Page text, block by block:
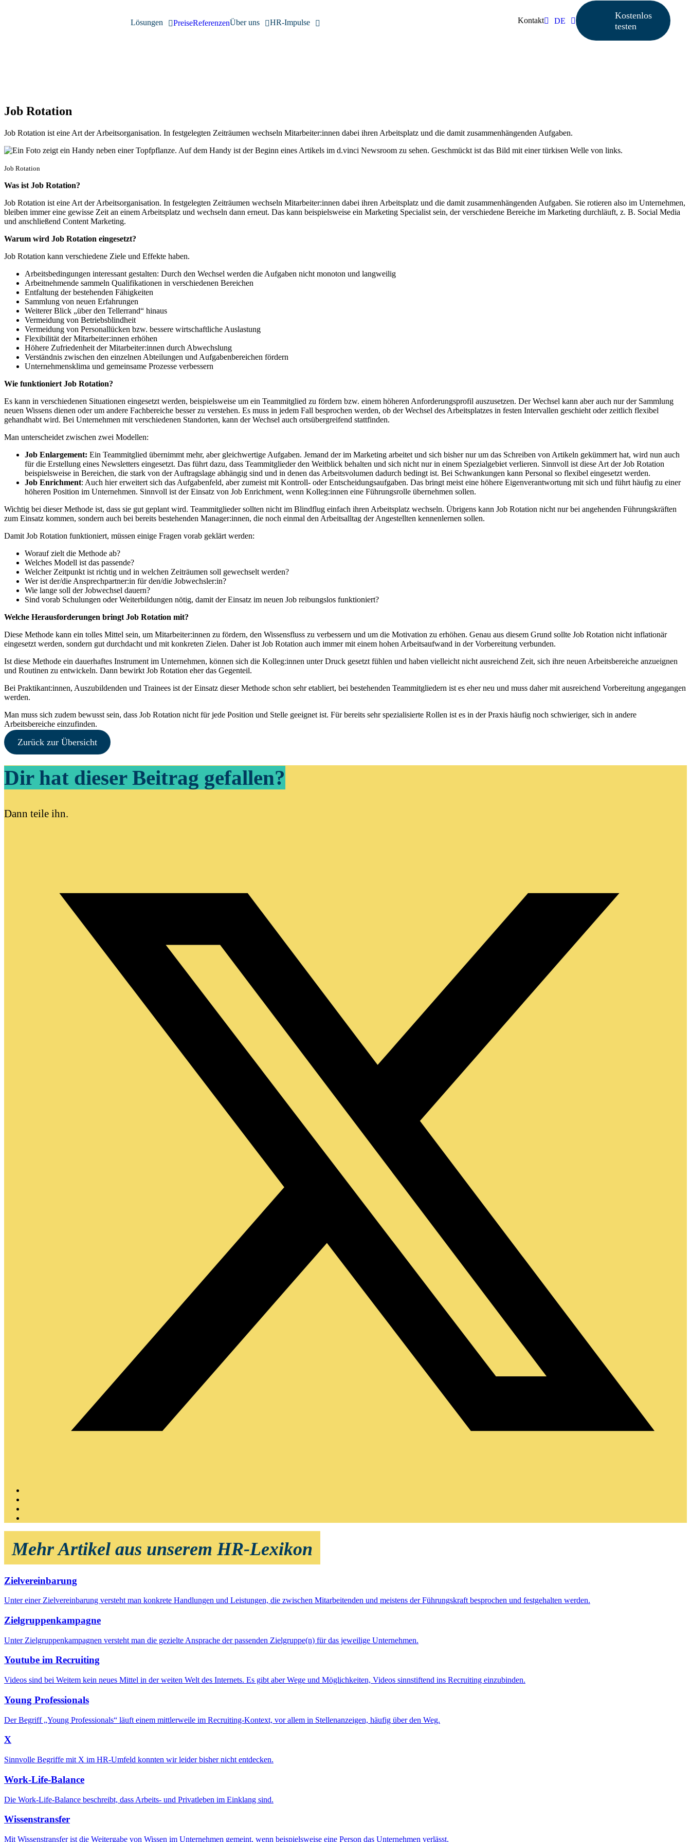
Lösungen PreiseReferenzenÜber uns HR-Impulse Kontakt DE
Kostenlos
testen
Job Rotation
Job Rotation ist eine Art der Arbeitsorganisation. In festgelegten Zeiträumen wechseln Mitarbeiter:innen dabei ihren Arbeitsplatz und die damit zusammenhängenden Aufgaben.
Job Rotation
Was ist Job Rotation?
Job Rotation ist eine Art der Arbeitsorganisation. In festgelegten Zeiträumen wechseln Mitarbeiter:innen dabei ihren Arbeitsplatz und die damit zusammenhängenden Aufgaben. Sie rotieren also im Unternehmen,
bleiben immer eine gewisse Zeit an einem Arbeitsplatz und wechseln dann erneut. Das kann beispielsweise ein Marketing Specialist sein, der verschiedene Bereiche im Marketing durchläuft, z. B. Social Media
und anschließend Content Marketing.
Warum wird Job Rotation eingesetzt?
Job Rotation kann verschiedene Ziele und Effekte haben.
Arbeitsbedingungen interessant gestalten: Durch den Wechsel werden die Aufgaben nicht monoton und langweilig
Arbeitnehmende sammeln Qualifikationen in verschiedenen Bereichen
Entfaltung der bestehenden Fähigkeiten
Sammlung von neuen Erfahrungen
Weiterer Blick „über den Tellerrand“ hinaus
Vermeidung von Betriebsblindheit
Vermeidung von Personallücken bzw. bessere wirtschaftliche Auslastung
Flexibilität der Mitarbeiter:innen erhöhen
Höhere Zufriedenheit der Mitarbeiter:innen durch Abwechslung
Verständnis zwischen den einzelnen Abteilungen und Aufgabenbereichen fördern
Unternehmensklima und gemeinsame Prozesse verbessern
Wie funktioniert Job Rotation?
Es kann in verschiedenen Situationen eingesetzt werden, beispielsweise um ein Teammitglied zu fördern bzw. einem höheren Anforderungsprofil auszusetzen. Der Wechsel kann aber auch nur der Sammlung
neuen Wissens dienen oder um andere Fachbereiche besser zu verstehen. Es muss in jedem Fall besprochen werden, ob der Wechsel des Arbeitsplatzes in festen Intervallen geschieht oder zeitlich flexibel
gehandhabt wird. Bei Unternehmen mit verschiedenen Standorten, kann der Wechsel auch ortsübergreifend stattfinden.
Man unterscheidet zwischen zwei Modellen:
Job Enlargement: Ein Teammitglied übernimmt mehr, aber gleichwertige Aufgaben. Jemand der im Marketing arbeitet und sich bisher nur um das Schreiben von Artikeln gekümmert hat, wird nun auch
für die Erstellung eines Newsletters eingesetzt. Das führt dazu, dass Teammitglieder den Weitblick behalten und sich nicht nur in einem Spezialgebiet verlieren. Sinnvoll ist diese Art der Job Rotation
beispielsweise in Bereichen, die stark von der Auftragslage abhängig sind und in denen das Arbeitsvolumen dadurch bedingt ist. Bei Schwankungen kann Personal so flexibel eingesetzt werden.
Job Enrichment: Auch hier erweitert sich das Aufgabenfeld, aber zumeist mit Kontroll- oder Entscheidungsaufgaben. Das bringt meist eine höhere Eigenverantwortung mit sich und führt häufig zu einer
höheren Position im Unternehmen. Sinnvoll ist der Einsatz von Job Enrichment, wenn Kolleg:innen eine Führungsrolle übernehmen sollen.
Wichtig bei dieser Methode ist, dass sie gut geplant wird. Teammitglieder sollten nicht im Blindflug einfach ihren Arbeitsplatz wechseln. Übrigens kann Job Rotation nicht nur bei angehenden Führungskräften
zum Einsatz kommen, sondern auch bei bereits bestehenden Manager:innen, die noch einmal den Arbeitsalltag der Angestellten kennenlernen sollen.
Damit Job Rotation funktioniert, müssen einige Fragen vorab geklärt werden:
Worauf zielt die Methode ab?
Welches Modell ist das passende?
Welcher Zeitpunkt ist richtig und in welchen Zeiträumen soll gewechselt werden?
Wer ist der/die Ansprechpartner:in für den/die Jobwechsler:in?
Wie lange soll der Jobwechsel dauern?
Sind vorab Schulungen oder Weiterbildungen nötig, damit der Einsatz im neuen Job reibungslos funktioniert?
Welche Herausforderungen bringt Job Rotation mit?
Diese Methode kann ein tolles Mittel sein, um Mitarbeiter:innen zu fördern, den Wissensfluss zu verbessern und um die Motivation zu erhöhen. Genau aus diesem Grund sollte Job Rotation nicht inflationär
eingesetzt werden, sondern gut durchdacht und mit konkreten Zielen. Daher ist Job Rotation auch immer mit einem hohen Arbeitsaufwand in der Vorbereitung verbunden.
Ist diese Methode ein dauerhaftes Instrument im Unternehmen, können sich die Kolleg:innen unter Druck gesetzt fühlen und haben vielleicht nicht ausreichend Zeit, sich ihre neuen Arbeitsbereiche anzueignen
und Routinen zu entwickeln. Dann bewirkt Job Rotation eher das Gegenteil.
Bei Praktikant:innen, Auszubildenden und Trainees ist der Einsatz dieser Methode schon sehr etabliert, bei bestehenden Teammitgliedern ist es eher neu und muss daher mit ausreichend Vorbereitung angegangen
werden.
Man muss sich zudem bewusst sein, dass Job Rotation nicht für jede Position und Stelle geeignet ist. Für bereits sehr spezialisierte Rollen ist es in der Praxis häufig noch schwieriger, sich in andere
Arbeitsbereiche einzufinden.
Zurück zur Übersicht
Dir hat dieser Beitrag gefallen?
Dann teile ihn.
Mehr Artikel aus unserem HR-Lexikon
Zielvereinbarung
Unter einer Zielvereinbarung versteht man konkrete Handlungen und Leistungen, die zwischen Mitarbeitenden und meistens der Führungskraft besprochen und festgehalten werden.
Zielgruppenkampagne
Unter Zielgruppenkampagnen versteht man die gezielte Ansprache der passenden Zielgruppe(n) für das jeweilige Unternehmen.
Youtube im Recruiting
Videos sind bei Weitem kein neues Mittel in der weiten Welt des Internets. Es gibt aber Wege und Möglichkeiten, Videos sinnstiftend ins Recruiting einzubinden.
Young Professionals
Der Begriff „Young Professionals“ läuft einem mittlerweile im Recruiting-Kontext, vor allem in Stellenanzeigen, häufig über den Weg.
X
Sinnvolle Begriffe mit X im HR-Umfeld konnten wir leider bisher nicht entdecken.
Work-Life-Balance
Die Work-Life-Balance beschreibt, dass Arbeits- und Privatleben im Einklang sind.
Wissenstransfer
Mit Wissenstransfer ist die Weitergabe von Wissen im Unternehmen gemeint, wenn beispielsweise eine Person das Unternehmen verlässt.